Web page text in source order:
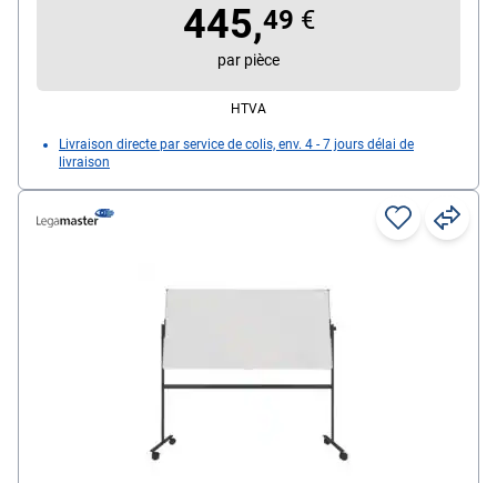
445,49 €
par pièce
HTVA
Livraison directe par service de colis, env. 4 - 7 jours délai de
livraison